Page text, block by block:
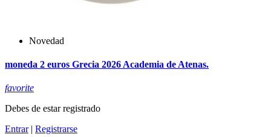
Novedad
moneda 2 euros Grecia 2026 Academia de Atenas.
favorite
Debes de estar registrado
Entrar| Registrarse